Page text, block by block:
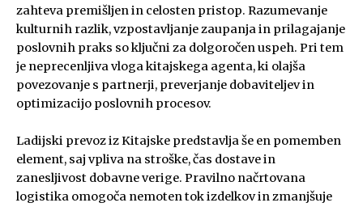
zahteva premišljen in celosten pristop. Razumevanje
kulturnih razlik, vzpostavljanje zaupanja in prilagajanje
poslovnih praks so ključni za dolgoročen uspeh. Pri tem
je neprecenljiva vloga kitajskega agenta, ki olajša
povezovanje s partnerji, preverjanje dobaviteljev in
optimizacijo poslovnih procesov.
Ladijski prevoz iz Kitajske predstavlja še en pomemben
element, saj vpliva na stroške, čas dostave in
zanesljivost dobavne verige. Pravilno načrtovana
logistika omogoča nemoten tok izdelkov in zmanjšuje